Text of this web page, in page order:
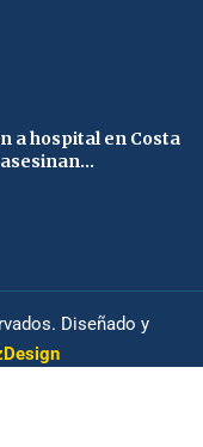
a hospital en Costa
Diseñado y